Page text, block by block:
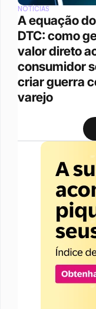
NOTÍCIAS
A equação do
DTC: como
valor direto
consumidor
criar guerra
varejo